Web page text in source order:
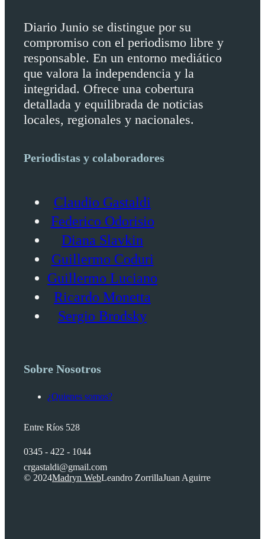
Diario Junio se distingue por su
compromiso con el periodismo libre y
responsable. En un entorno mediático
que valora la independencia y la
integridad. Ofrece una cobertura
detallada y equilibrada de noticias
locales, regionales y nacionales.
Periodistas y colaboradores
Claudio Gastaldi
Federico Odorisio
Diana Slavkin
Guillermo Coduri
Guillermo Luciano
Ricardo Monetta
Sergio Brodsky
Sobre Nosotros
¿Quienes somos?
Entre Ríos 528
0345 - 422 - 1044
crgastaldi@gmail.com
© 2024Madryn WebLeandro ZorrillaJuan Aguirre